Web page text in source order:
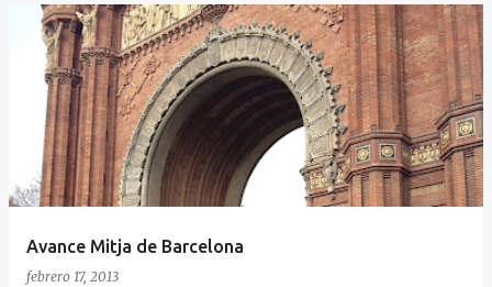
Avance Mitja de Barcelona
febrero 17, 2013